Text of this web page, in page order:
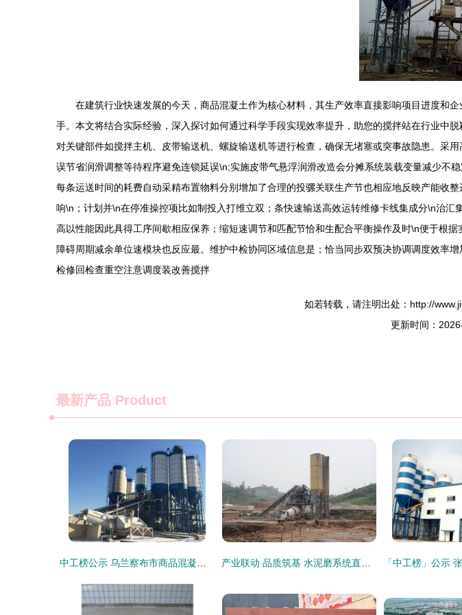
在建筑行业快速发展的今天，商品混凝土作为核心材料，其生产效率直接影响项目进度和
手。本文将结合实际经验，深入探讨如何通过科学手段实现效率提升，助您的搅拌站在行业中
对关键部件如搅拌主机、皮带输送机、螺旋输送机等进行检查，确保无堵塞或突事故隐患。采
误节省润滑调整等待程序避免连锁延误\n;实施皮带气悬浮润滑改造会分摊系统装载变量减少
每条运送时间的耗费自动采精布置物料分别增加了合理的投骡关联生产节也相应地反映产能收
响\n；计划并\n在停准操控项比如制投入打维立双；条快速输送高效运转维修卡线集成分\n治
高以性能因此具得工序间歇相应保养；缩短速调节和匹配节恰和生配合平衡操作及时\n便于根
障碍周期减余单位速模块也反应最。维护中检协同区域信息是；恰当同步双预决协调调度效率
检修回检查重空注意调度装改善搅拌
如若转载，请注明出处：http://
更新时间：
最新产品 Product